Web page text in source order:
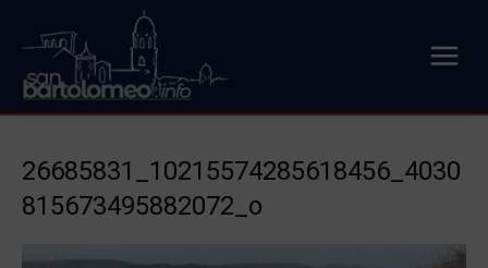
26685831_10215574285618456_4030
815673495882072_o